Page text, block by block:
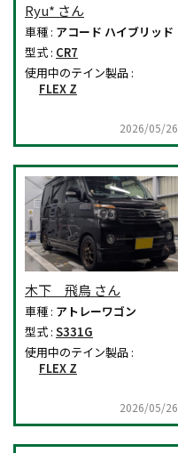
Ryu* さん
車種 : アコード ハイブリッド
型式 : CR7
使用中のテイン製品 :
FLEX Z
2026/05/26
木下 飛鳥 さん
車種 : アトレーワゴン
型式 : S331G
使用中のテイン製品 :
FLEX Z
2026/05/26